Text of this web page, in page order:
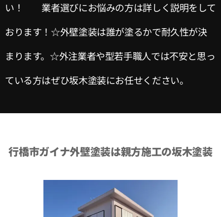
い！ 業者選びにお悩みの方は詳しく説明をして
おります！☆外壁塗装は誰が塗るかで耐久性が決
まります。☆外注業者や型若手職人では不安と思っ
ている方はぜひ坂木塗装にお任せください。
行橋市ガイナ外壁塗装は親方施工の坂木塗装